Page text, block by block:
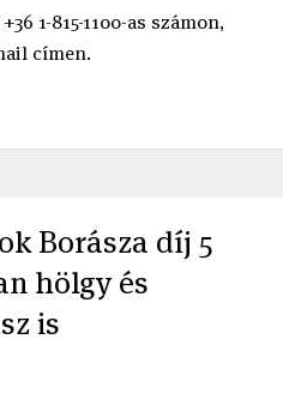
1-815-1100-as számon,
címen.
Borásza díj 5
hölgy és
is